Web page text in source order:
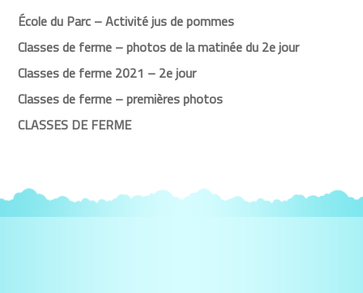
École du Parc – Activité jus de pommes
Classes de ferme – photos de la matinée du 2e jour
Classes de ferme 2021 – 2e jour
Classes de ferme – premières photos
CLASSES DE FERME